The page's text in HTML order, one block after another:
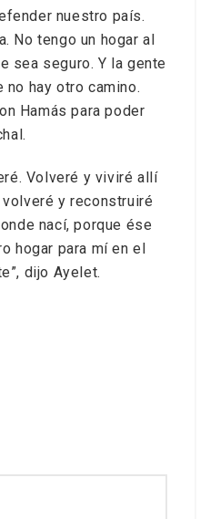
nuestro país.
No tengo un hogar al
sea seguro. Y la gente
hay otro camino.
Hamás para poder
Volveré y viviré allí
y reconstruiré
nací, porque ése
hogar para mí en el
dijo Ayelet.